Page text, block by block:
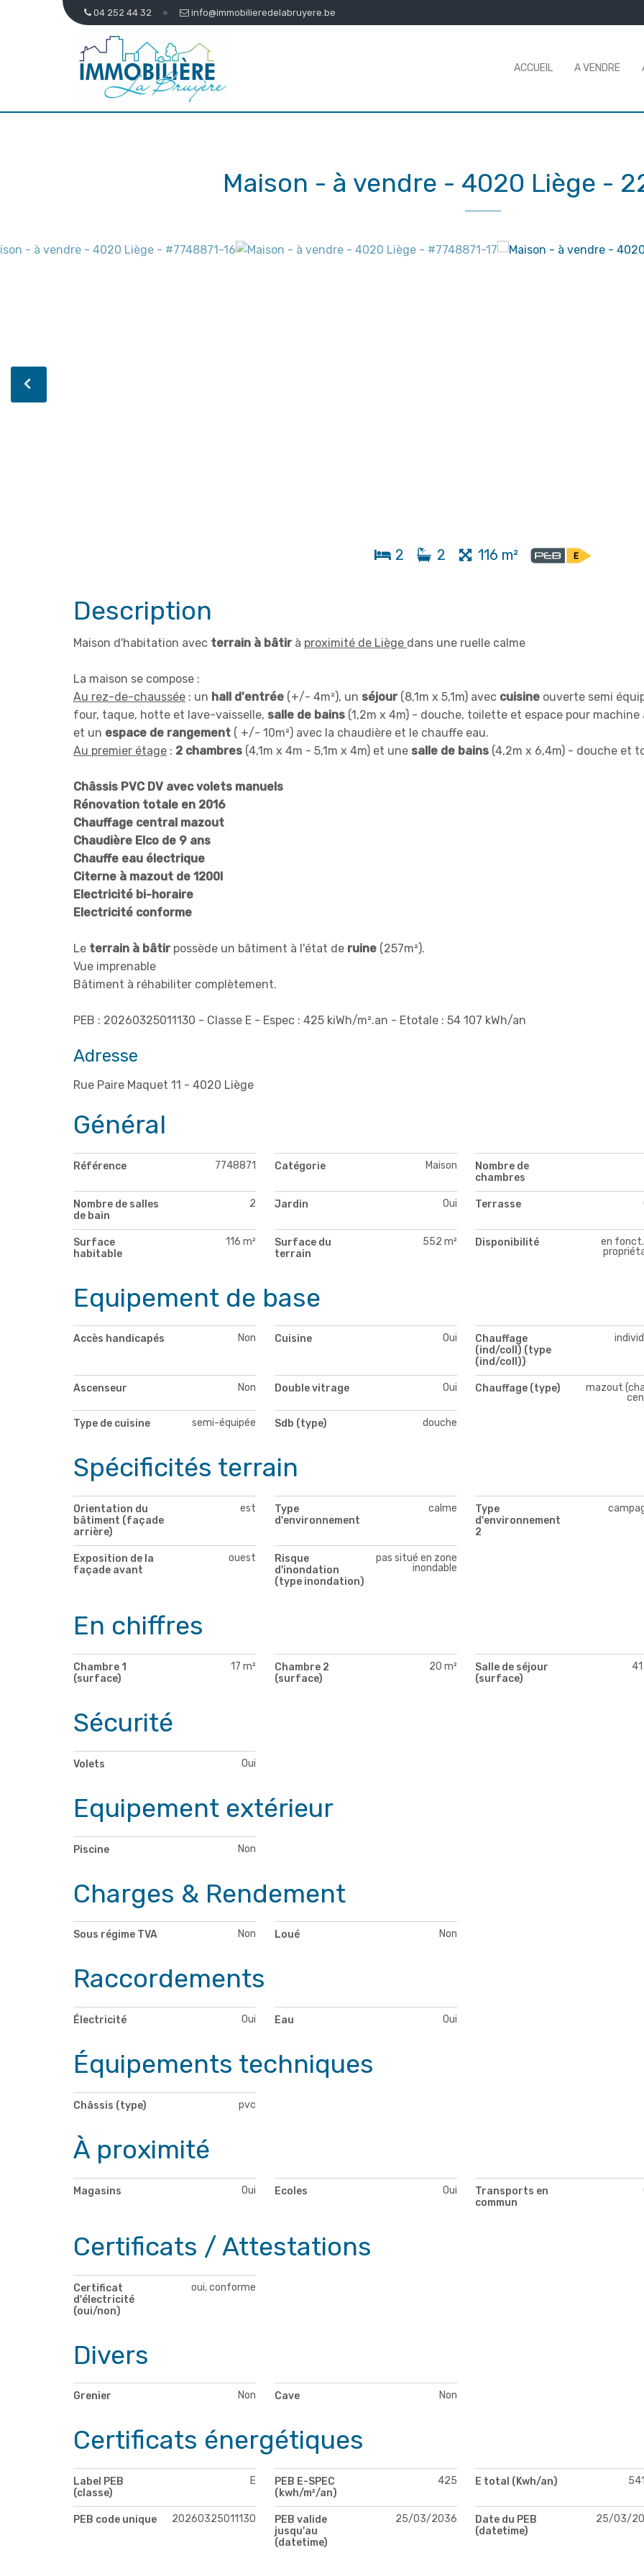
04 252 44 32 info@immobilieredelabruyere.be
ACCUEIL A VENDRE
Maison - à vendre - 4020 Liège -
2 2 116 m²
Description
Maison d'habitation avec terrain à bâtirà proximité de Liège dans une ruelle calme
La maison se compose :
Au rez-de-chaussée : un hall d'entrée (+/- 4m²), un séjour (8,1m x 5,1m) avec cuisine ouverte semi
four, taque, hotte et lave-vaisselle, salle de bains (1,2m x 4m) - douche, toilette et espace pour machine
et un espace de rangement ( +/- 10m²) avec la chaudière et le chauffe eau.
Au premier étage : 2 chambres (4,1m x 4m - 5,1m x 4m) et une salle de bains (4,2m x 6,4m) - douche et
Châssis PVC DV avec volets manuels
Rénovation totale en 2016
Chauffage central mazout
Chaudière Elco de 9 ans
Chauffe eau électrique
Citerne à mazout de 1200l
Electricité bi-horaire
Electricité conforme
Le terrain à bâtir possède un bâtiment à l'état de ruine (257m²).
Vue imprenable
Bâtiment à réhabiliter complètement.
PEB : 20260325011130 - Classe E - Espec : 425 kiWh/m².an - Etotale : 54 107 kWh/an
Adresse
Rue Paire Maquet 11 - 4020 Liège
Général
Référence 7748871 Catégorie Maison
Nombre de
chambres
Nombre de salles
de bain
2 Jardin Oui Terrasse
Surface
habitable
116 m²
Surface du
terrain
552 m² Disponibilité
en
Equipement de base
Accès handicapés Non Cuisine Oui
Chauffage
(ind/coll) (type
(ind/coll))
Ascenseur Non Double vitrage Oui Chauffage (type)
mazout
Type de cuisine semi-équipée Sdb (type) douche
Spécificités terrain
Orientation du
bâtiment (façade
arrière)
est
Type
d'environnement
calme
Type
d'environnement
2
Exposition de la
façade avant
ouest
Risque
d'inondation
(type inondation)
pas situé en zone
inondable
En chiffres
Chambre 1
(surface)
17 m²
Chambre 2
(surface)
20 m²
Salle de séjour
(surface)
Sécurité
Volets Oui
Equipement extérieur
Piscine Non
Charges & Rendement
Sous régime TVA Non Loué Non
Raccordements
Électricité Oui Eau Oui
Équipements techniques
Châssis (type) pvc
À proximité
Magasins Oui Ecoles Oui
Transports en
commun
Certificats / Attestations
Certificat
d'électricité
(oui/non)
oui, conforme
Divers
Grenier Non Cave Non
Certificats énergétiques
Label PEB
(classe)
E
PEB E-SPEC
(kwh/m²/an)
425 E total (Kwh/an)
PEB code unique 20260325011130
PEB valide
jusqu'au
(datetime)
25/03/2036
Date du PEB
(datetime)
25/03/